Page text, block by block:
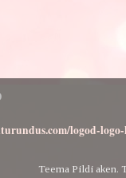
logod-
Teema Pildi aken.